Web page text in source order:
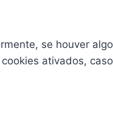
se houver
ativados,